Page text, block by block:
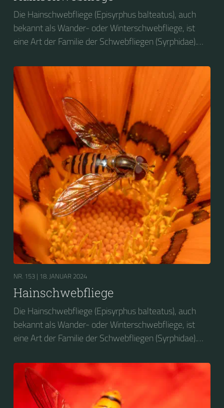
Die Hainschwebfliege (Episyrphus balteatus), auch
bekannt als Wander- oder Winterschwebfliege, ist
eine Art der Familie der Schwebfliegen (Syrphidae).
gewählt....
NR. 153 | 18. JANUAR 2024
Hainschwebfliege
Die Hainschwebfliege (Episyrphus balteatus), auch
bekannt als Wander- oder Winterschwebfliege, ist
eine Art der Familie der Schwebfliegen (Syrphidae).
gewählt....